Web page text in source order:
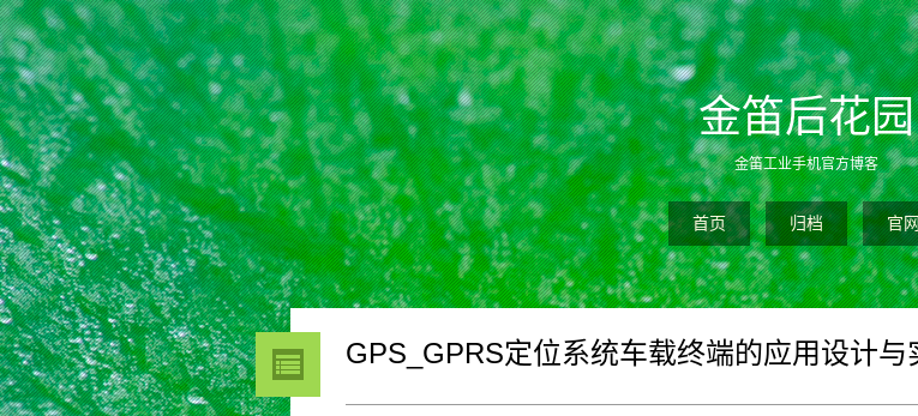
金笛后花园
金笛工业手机官方博客
首页 归档 官网
GPS_GPRS定位系统车载终端的应用设计与